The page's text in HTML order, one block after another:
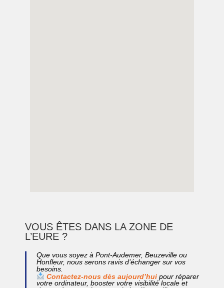
VOUS ÊTES DANS LA ZONE DE
L’EURE ?
Que vous soyez à Pont-Audemer, Beuzeville ou
Honfleur, nous serons ravis d’échanger sur vos
besoins.
Contactez-nous dès aujourd’huipour réparer
votre ordinateur, booster votre visibilité locale et